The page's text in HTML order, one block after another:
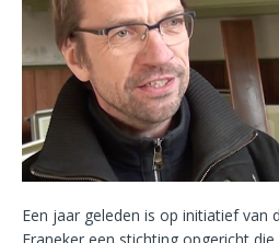
Een jaar geleden is op initiatief van